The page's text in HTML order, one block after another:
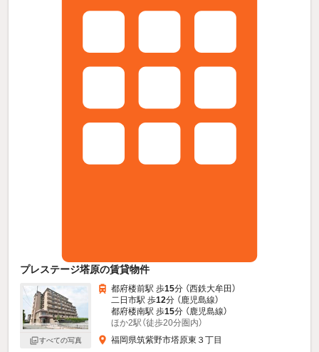
プレステージ塔原の賃貸物件
すべての写真
都府楼前駅 歩15分 （西鉄大牟田）
二日市駅 歩12分 （鹿児島線）
都府楼南駅 歩15分 （鹿児島線）
ほか2駅（徒歩20分圏内）
福岡県筑紫野市塔原東３丁目